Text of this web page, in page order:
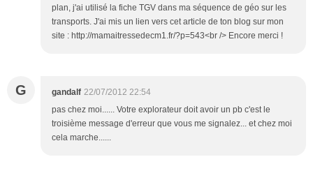
plan, j'ai utilisé la fiche TGV dans ma séquence de géo sur les
transports. J'ai mis un lien vers cet article de ton blog sur mon
site : http://mamaitressedecm1.fr/?p=543<br /> Encore merci !
G gandalf 22/07/2012 22:54
pas chez moi...... Votre explorateur doit avoir un pb c'est le
troisième message d'erreur que vous me signalez... et chez moi
cela marche......